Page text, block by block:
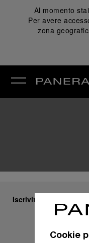
Al momento
Per avere
zona
Iscriviti alla nostra
Cookie